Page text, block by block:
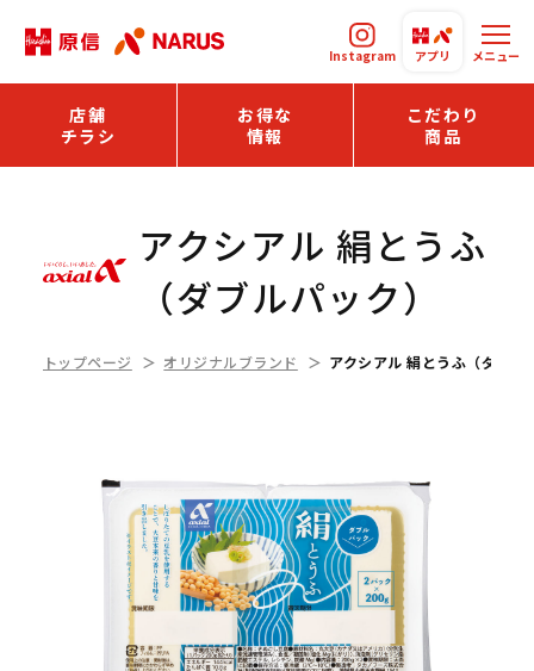
Instagram アプリ メニュー
店舗
チラシ
お得な
情報
こだわり
商品
アクシアル 絹とうふ
（ダブルパック）
トップページ オリジナルブランド アクシアル 絹とうふ（ダブル